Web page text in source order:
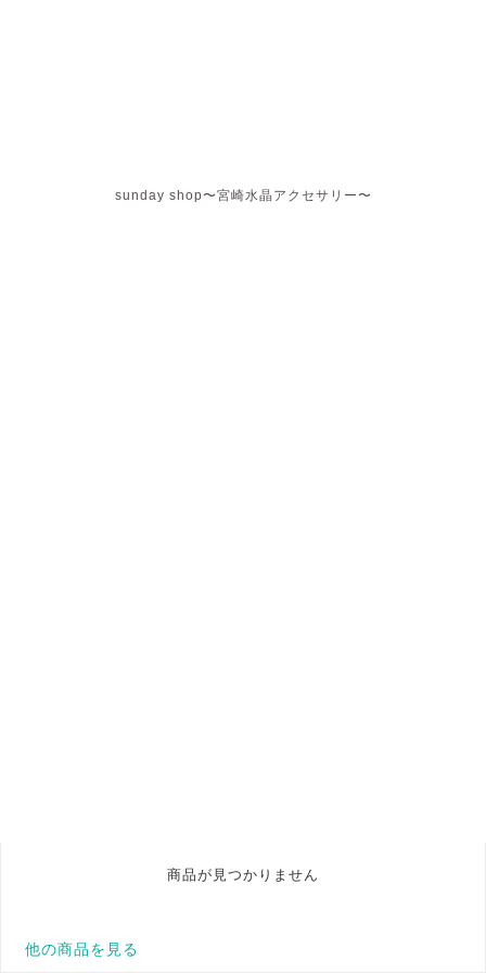
sunday shop〜宮崎水晶アクセサリー〜
商品が見つかりません
他の商品を見る